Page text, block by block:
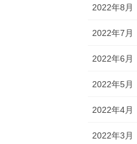
2022年8月
2022年7月
2022年6月
2022年5月
2022年4月
2022年3月